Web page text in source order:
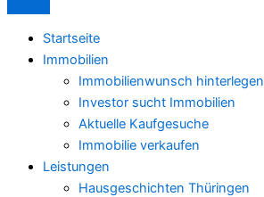
Startseite
Immobilien
Immobilienwunsch hinterlegen
Investor sucht Immobilien
Aktuelle Kaufgesuche
Immobilie verkaufen
Leistungen
Hausgeschichten Thüringen
Eigentümer
den
Aufwand
unterschätzen
Maklerbetreuung
oft
mehr
wert
ein
Online-
Paket